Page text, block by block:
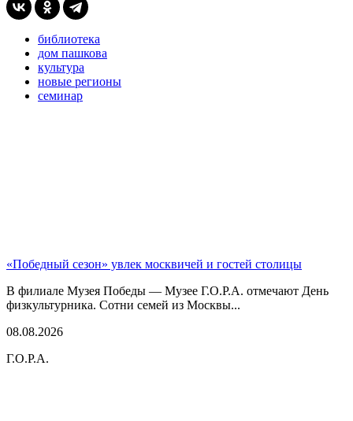
библиотека
дом пашкова
культура
новые регионы
семинар
«Победный сезон» увлек москвичей и гостей столицы
В филиале Музея Победы — Музее Г.О.Р.А. отмечают День
физкультурника. Сотни семей из Москвы...
08.08.2026
Г.О.Р.А.